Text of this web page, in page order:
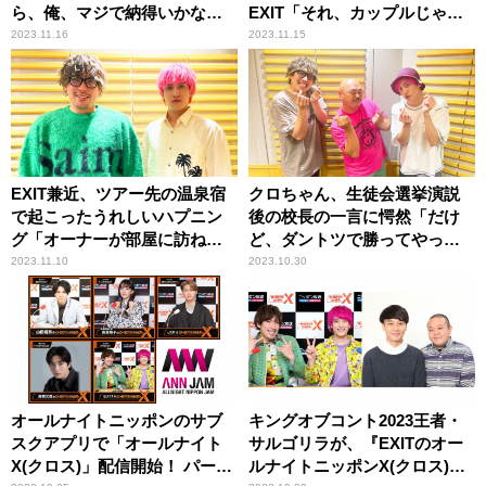
ら、俺、マジで納得いかな
い」
2023.11.16
EXIT「それ、カップルじゃな
いですか（笑）」
2023.11.15
EXIT兼近、ツアー先の温泉宿
で起こったうれしいハプニン
グ「オーナーが部屋に訪ねて
きて……」
2023.11.10
クロちゃん、生徒会選挙演説
後の校長の一言に愕然「だけ
ど、ダントツで勝ってやった
からね」
2023.10.30
オールナイトニッポンのサブ
スクアプリで「オールナイト
X(クロス)」配信開始！ パーソ
キングオブコント2023王者・
サルゴリラが、『EXITのオー
ルナイトニッポンX(クロス)』